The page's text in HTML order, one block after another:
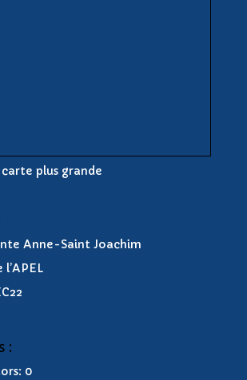
plus grande
Anne-Saint Joachim
:
0